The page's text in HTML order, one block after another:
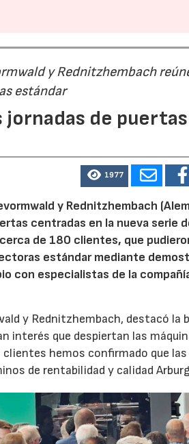
y Rednitzhembach
estándar
de
1977
y Rednitzhembach
centradas en la nueva serie
de 180 clientes, que
estándar mediante
con especialistas de la
y Rednitzhembach, destacó la
interés que despiertan las
hemos confirmado que las
de rentabilidad y calidad